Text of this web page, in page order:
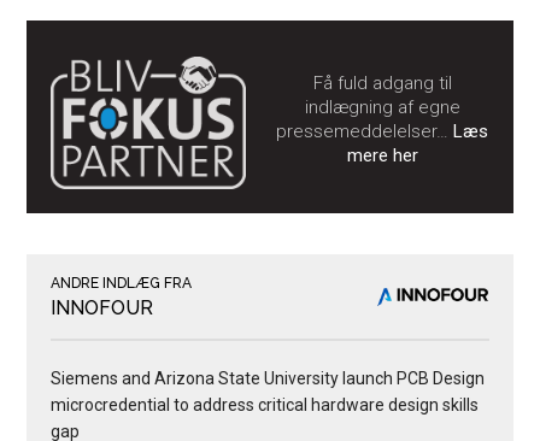
Få fuld adgang til
indlægning af egne
pressemeddelelser…Læs
mere her
ANDRE INDLÆG FRA
INNOFOUR
Siemens and Arizona State University launch PCB Design
microcredential to address critical hardware design skills
gap